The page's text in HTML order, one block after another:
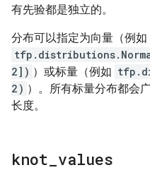
有先验都是独立的。
分布可以指定为向量（例如
2]) ）或标量（例如
2) ）。所有标量分布都会
长度。
knot values